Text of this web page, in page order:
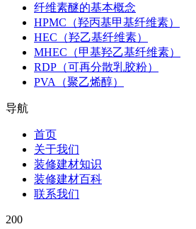
纤维素醚的基本概念
HPMC（羟丙基甲基纤维素）
HEC（羟乙基纤维素）
MHEC（甲基羟乙基纤维素）
RDP（可再分散乳胶粉）
PVA（聚乙烯醇）
导航
首页
关于我们
装修建材知识
装修建材百科
联系我们
200